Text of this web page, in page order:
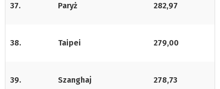
37. Paryż 282,97
38. Taipei 279,00
39. Szanghaj 278,73